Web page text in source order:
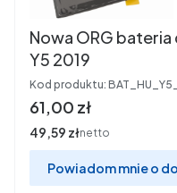
Nowa ORG bateria
Y5 2019
Kod produktu:
Cena
61,00 zł
Cena
49,59 złnetto
Powiadom mnie o